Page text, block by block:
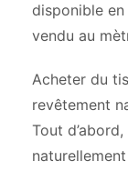
disponible
vendu au
Acheter du
revêtement
Tout